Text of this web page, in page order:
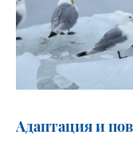
Адаптация и